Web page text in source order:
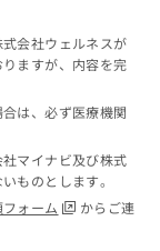
会社ウェルネスが
ますが、内容を完
は、必ず医療機関
マイナビ及び株式
ものとします。
ォーム
からご連